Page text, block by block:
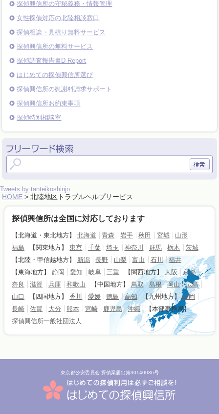
探偵興信所の守秘義務・情報管理
女性探偵対応の北陸相談窓口
探偵相談・見積り無料サービス
探偵興信所の無料サービス
探偵調査報告書D-Report
はじめての探偵興信所選び
探偵興信所の慰謝料請求サポート
探偵興信所お約束事項
探偵特別相談室
Tweets by tanteikoshinjo
HOME > 北陸地区トラブルヘルプサービス
探偵興信所は全国に対応しております
【北海道・東北地方】 北海道 青森 岩手 秋田 宮城
山形
福島
【関東地方】 東京 千葉 埼玉 神奈川 群馬 栃木
茨城
【北陸・甲信越地方】
新潟 長野 山梨 富山 石川
福井
【東海地方】
静岡 愛知 岐阜 三重 【関西地方】 大阪
京都
奈良
滋賀 兵庫 和歌山 【中国地方】 鳥取 島根 岡山
広島
山口
【四国地方】 香川 愛媛 徳島 高知 【九州地方】 福岡
長崎
佐賀 大分 熊本 宮崎 鹿児島 沖縄
【本部事務局】
探偵興信所一般社団法人
東京都公安委員会 探偵業届出第30140036号